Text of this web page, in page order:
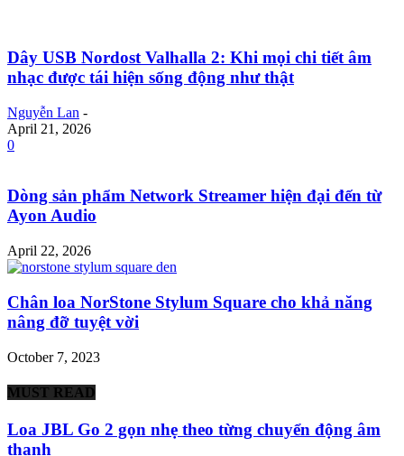
Dây USB Nordost Valhalla 2: Khi mọi chi tiết âm
nhạc được tái hiện sống động như thật
Nguyễn Lan -
April 21, 2026
0
Dòng sản phẩm Network Streamer hiện đại đến từ
Ayon Audio
April 22, 2026
Chân loa NorStone Stylum Square cho khả năng
nâng đỡ tuyệt vời
October 7, 2023
MUST READ
Loa JBL Go 2 gọn nhẹ theo từng chuyển động âm
thanh